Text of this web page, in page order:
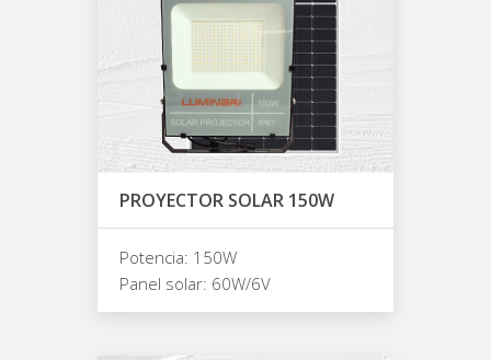
PROYECTOR SOLAR 150W
Potencia: 150W
Panel solar: 60W/6V